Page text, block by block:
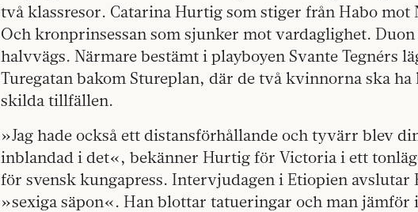
två klassresor. Catarina Hurtig som stiger från Habo mot
Och kronprinsessan som sjunker mot vardaglighet. Duon
halvvägs. Närmare bestämt i playboyen Svante Tegnérs
Turegatan bakom Stureplan, där de två kvinnorna ska
skilda tillfällen.
»Jag hade också ett distansförhållande och tyvärr blev
inblandad i det«, bekänner Hurtig för Victoria i ett
för svensk kungapress. Intervjudagen i Etiopien avslutar
»sexiga säpon«. Han blottar tatueringar och man